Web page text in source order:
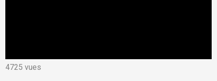
4725 vues